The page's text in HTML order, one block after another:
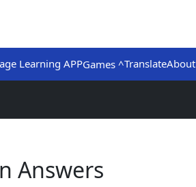
Learning APPGames ^TranslateAbout
Answers